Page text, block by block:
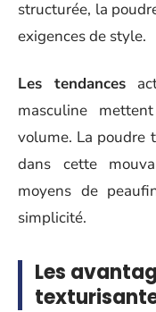
structurée, la
exigences de style.
Les tendances
masculine
volume. La poudre
dans cette
moyens de
simplicité.
Les